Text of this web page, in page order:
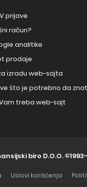
prijave
račun?
analitike
prodaje
izradu web-sajta
što je potrebno da
treba web-sajt
biro D.O.O.
Uslovi korišćenja